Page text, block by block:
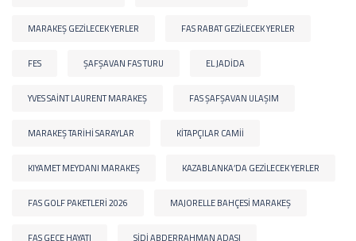
MARAKEŞ GEZILECEK YERLER FAS RABAT GEZILECEK YERLER
FES ŞAFŞAVAN FAS TURU EL JADIDA
YVES SAINT LAURENT MARAKEŞ FAS ŞAFŞAVAN ULAŞIM
MARAKEŞ TARIHI SARAYLAR KITAPÇILAR CAMII
KIYAMET MEYDANI MARAKEŞ KAZABLANKA’DA GEZILECEK YERLER
FAS GOLF PAKETLERI 2026 MAJORELLE BAHÇESI MARAKEŞ
FAS GECE HAYATI SIDI ABDERRAHMAN ADASI